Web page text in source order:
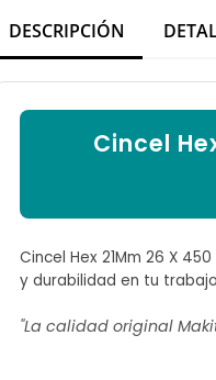
DESCRIPCIÓN
Cincel
Cincel Hex 21Mm 26 X
y durabilidad en tu
"La calidad original